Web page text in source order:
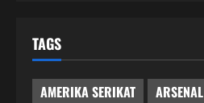
TAGS
AMERIKA SERIKAT ARSENAL